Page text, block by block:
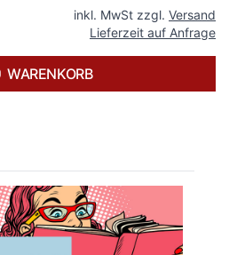
inkl. MwSt zzgl. Versand
Lieferzeit auf Anfrage
WARENKORB